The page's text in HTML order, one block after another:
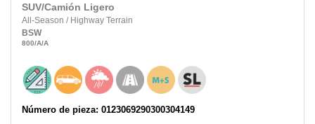
SUV/Camión Ligero
All-Season / Highway Terrain
BSW
800/A/A
Número de pieza: 0123069290300304149